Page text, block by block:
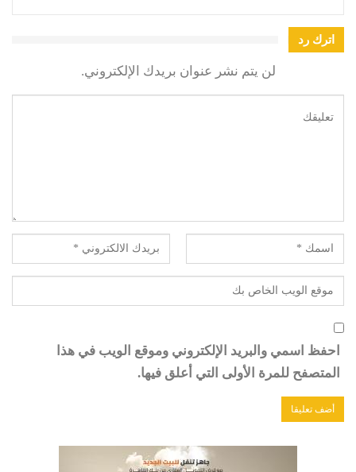
اترك رد
لن يتم نشر عنوان بريدك الإلكتروني.
احفظ اسمي والبريد الإلكتروني وموقع الويب في هذا
المتصفح للمرة الأولى التي أعلق فيها.